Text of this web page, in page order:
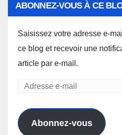
ABONNEZ-VOUS À CE
Saisissez votre adresse e-
ce blog et recevoir une
article par e-mail.
Adresse
mail
Abonnez-vous